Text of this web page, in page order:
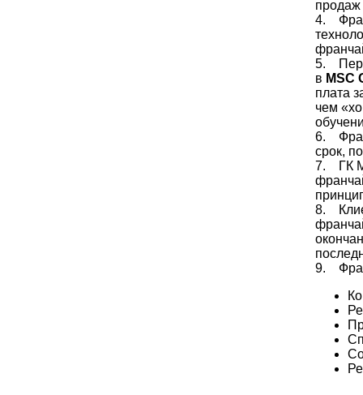
продаж
4.
5.
в MSC
плата
чем
6.
срок,
7. ГК
8.
9.